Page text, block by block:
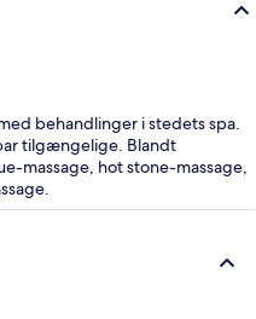
behandlinger i stedets spa.
tilgængelige. Blandt
massage, hot stone-massage,